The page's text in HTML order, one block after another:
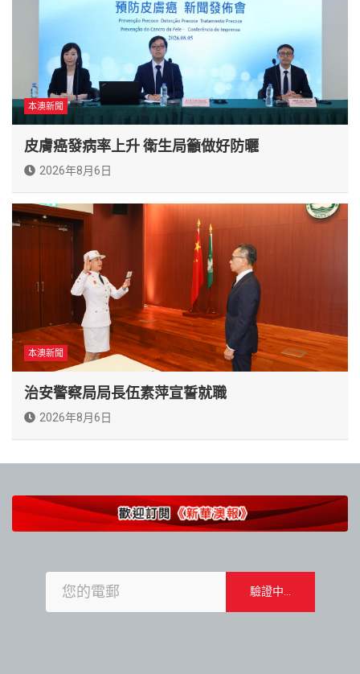
本澳新聞
皮膚癌發病率上升 衛生局籲做好防曬
2026年8月6日
本澳新聞
治安警察局局長伍素萍宣誓就職
2026年8月6日